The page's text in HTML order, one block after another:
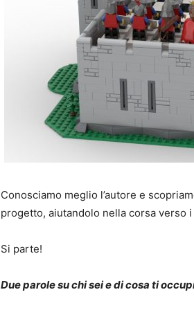
Conosciamo meglio l’autore e
progetto, aiutandolo nella corsa verso i
Si parte!
Due parole su chi sei e di cosa ti